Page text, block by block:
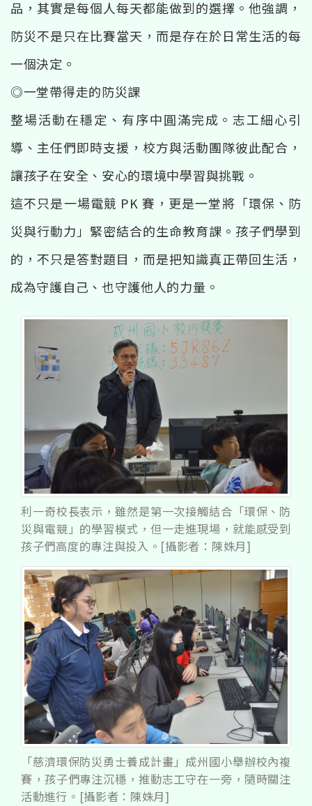
品，其實是每個人每天都能做到的選擇。他強調，
防災不是只在比賽當天，而是存在於日常生活的每
一個決定。
◎一堂帶得走的防災課
整場活動在穩定、有序中圓滿完成。志工細心引
導、主任們即時支援，校方與活動團隊彼此配合，
讓孩子在安全、安心的環境中學習與挑戰。
這不只是一場電競 PK 賽，更是一堂將「環保、防
災與行動力」緊密結合的生命教育課。孩子們學到
的，不只是答對題目，而是把知識真正帶回生活，
成為守護自己、也守護他人的力量。
利一奇校長表示，雖然是第一次接觸結合「環保、防
災與電競」的學習模式，但一走進現場，就能感受到
孩子們高度的專注與投入。[攝影者：陳姝月]
「慈濟環保防災勇士養成計畫」成州國小舉辦校內複
賽，孩子們專注沉穩，推動志工守在一旁，隨時關注
活動進行。[攝影者：陳姝月]